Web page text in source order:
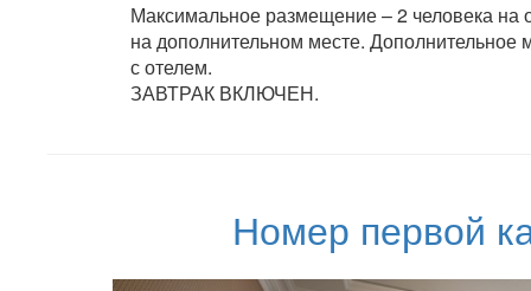
Максимальное размещение – 2 человека на
на дополнительном месте. Дополнительное
с отелем.
ЗАВТРАК ВКЛЮЧЕН.
Номер первой